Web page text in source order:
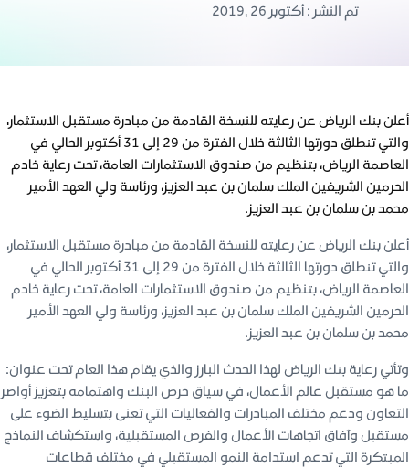
تم النشر : أكتوبر 26 ,2019
أعلن بنك الرياض عن رعايته للنسخة القادمة من مبادرة مستقبل الاستثمار،
والتي تنطلق دورتها الثالثة خلال الفترة من 29 إلى 31 أكتوبر الحالي في
العاصمة الرياض، بتنظيم من صندوق الاستثمارات العامة، تحت رعاية خادم
الحرمين الشريفين الملك سلمان بن عبد العزيز، ورئاسة ولي العهد الأمير
محمد بن سلمان بن عبد العزيز.
أعلن بنك الرياض عن رعايته للنسخة القادمة من مبادرة مستقبل الاستثمار،
والتي تنطلق دورتها الثالثة خلال الفترة من 29 إلى 31 أكتوبر الحالي في
العاصمة الرياض، بتنظيم من صندوق الاستثمارات العامة، تحت رعاية خادم
الحرمين الشريفين الملك سلمان بن عبد العزيز، ورئاسة ولي العهد الأمير
محمد بن سلمان بن عبد العزيز.
وتأتي رعاية بنك الرياض لهذا الحدث البارز والذي يقام هذا العام تحت عنوان:
ما هو مستقبل عالم الأعمال، في سياق حرص البنك واهتمامه بتعزيز أواصر
التعاون ودعم مختلف المبادرات والفعاليات التي تعنى بتسليط الضوء على
مستقبل وآفاق اتجاهات الأعمال والفرص المستقبلية، واستكشاف النماذج
المبتكرة التي تدعم استدامة النمو المستقبلي في مختلف قطاعات